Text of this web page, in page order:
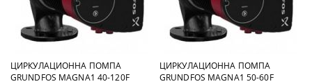
ЦИРКУЛАЦИОННА ПОМПА
GRUNDFOS MAGNA1 40-120F
ЦИРКУЛАЦИОННА ПОМПА
GRUNDFOS MAGNA1 50-60F